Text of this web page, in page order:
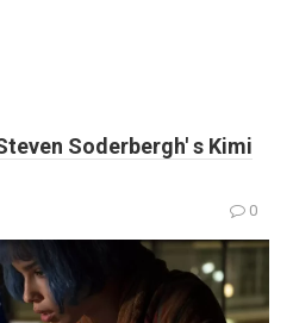
Soderbergh' s Kimi
0